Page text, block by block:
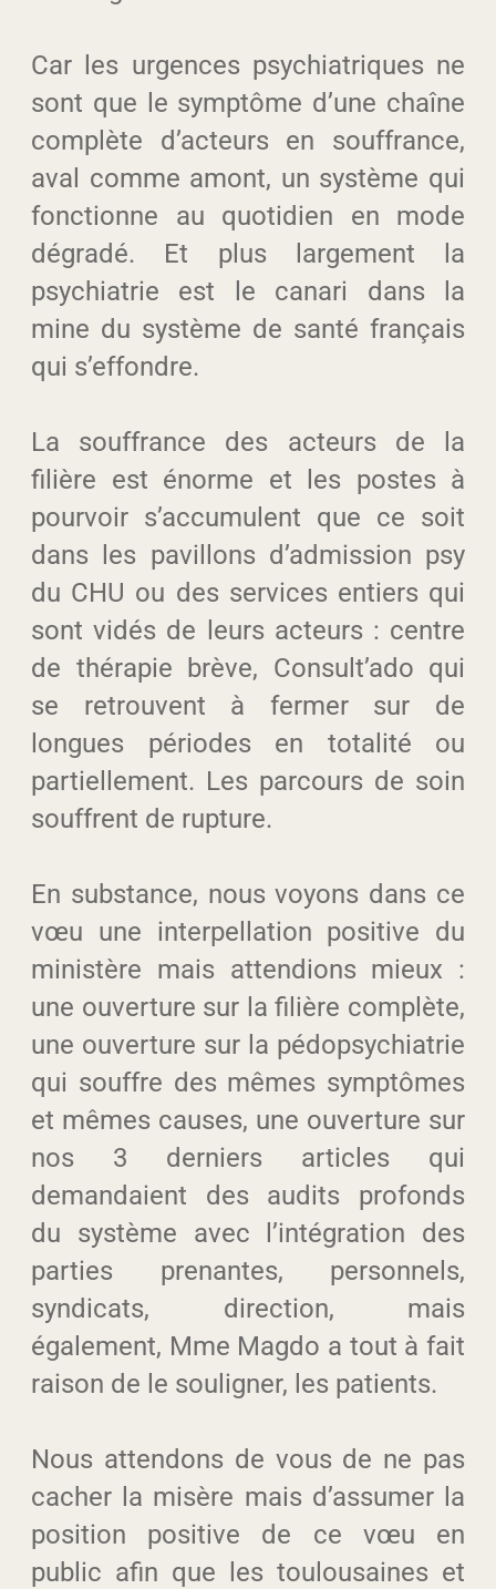
Car les urgences psychiatriques ne
sont que le symptôme d’une chaîne
complète d’acteurs en souffrance,
aval comme amont, un système qui
fonctionne au quotidien en mode
dégradé. Et plus largement la
psychiatrie est le canari dans la
mine du système de santé français
qui s’effondre.
La souffrance des acteurs de la
filière est énorme et les postes à
pourvoir s’accumulent que ce soit
dans les pavillons d’admission psy
du CHU ou des services entiers qui
sont vidés de leurs acteurs : centre
de thérapie brève, Consult’ado qui
se retrouvent à fermer sur de
longues périodes en totalité ou
partiellement. Les parcours de soin
souffrent de rupture.
En substance, nous voyons dans ce
vœu une interpellation positive du
ministère mais attendions mieux :
une ouverture sur la filière complète,
une ouverture sur la pédopsychiatrie
qui souffre des mêmes symptômes
et mêmes causes, une ouverture sur
nos 3 derniers articles qui
demandaient des audits profonds
du système avec l’intégration des
parties prenantes, personnels,
syndicats, direction, mais
également, Mme Magdo a tout à fait
raison de le souligner, les patients.
Nous attendons de vous de ne pas
cacher la misère mais d’assumer la
position positive de ce vœu en
public afin que les toulousaines et